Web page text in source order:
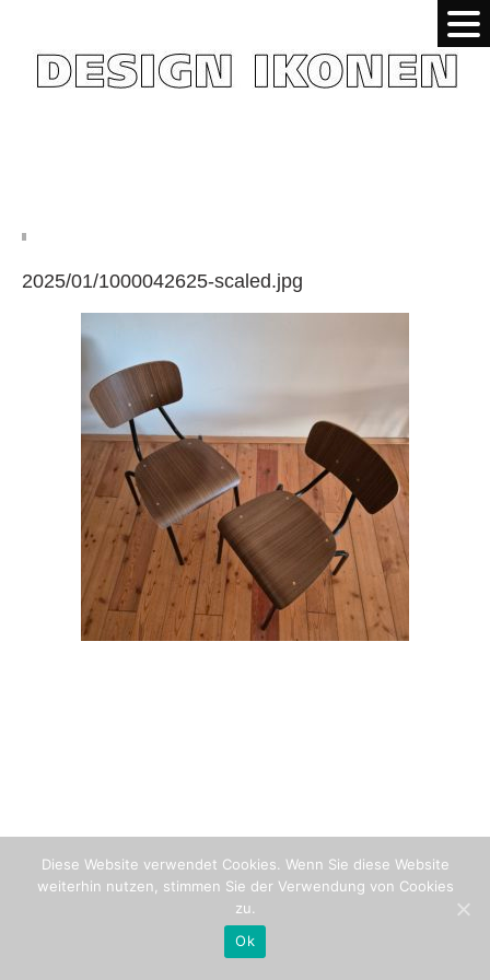
2025/01/1000042625-scaled.jpg
Diese Website verwendet Cookies. Wenn Sie diese Website
weiterhin nutzen, stimmen Sie der Verwendung von Cookies
zu.
Ok